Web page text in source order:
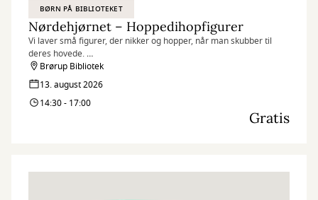
BØRN PÅ BIBLIOTEKET
Nørdehjørnet – Hoppedihopfigurer
Vi laver små figurer, der nikker og hopper, når man skubber til
deres hovede.
Nørdehjørnet er vores tilbud til dig, der elsker at udfordre din
kreativitet og nysgerrighed. Vi kombinerer nye og genbrugte
materialer med vores egne idéer og skaber skøre, vilde og
smukke kreationer. I Nørdehjørnet er vores mission at lade både
Brørup Bibliotek
13. august 2026
14:30 - 17:00
Gratis